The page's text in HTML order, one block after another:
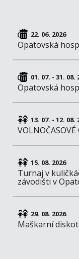
22. 06. 2026
Opatovská
01. 07. - 31. 08.
Opatovská
13. 07. - 12. 08.
15. 08. 2026
Turnaj v
závodišti v
29. 08. 2026
Maškarní